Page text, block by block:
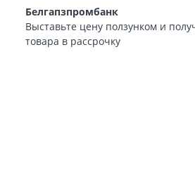
Белгапзпромбанк
Выставьте цену ползунком и
товара в рассрочку